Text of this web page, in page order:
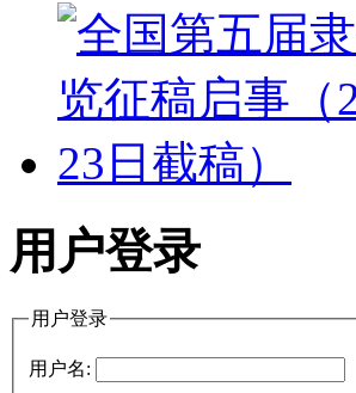
用户登录
用户登录
用户名: